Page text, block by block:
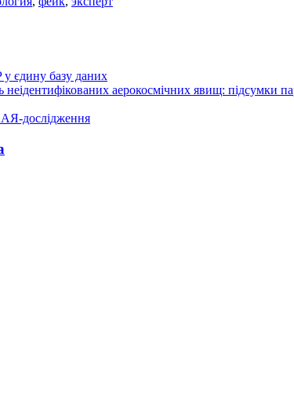
у єдину базу даних
неідентифікованих аерокосмічних явищ: підсумки
дослідження